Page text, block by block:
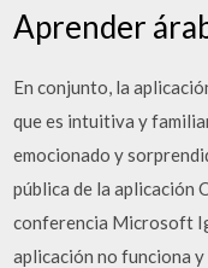
Aprender
En conjunto, la
que es intuitiva y
emocionado y
pública de la aplicación
conferencia Microsoft
aplicación no funciona